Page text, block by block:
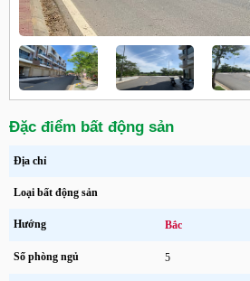
Đặc điểm bất động sản
Địa chỉ
Loại bất động sản
Hướng Bắc
Số phòng ngủ 5